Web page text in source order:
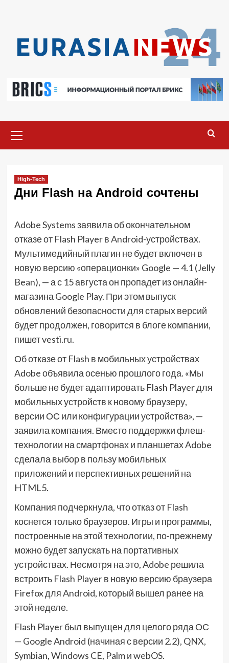
меню
High-Tech
Дни Flash на Android сочтены
Adobe Systems заявила об окончательном
отказе от Flash Player в Android-устройствах.
Мультимедийный плагин не будет включен в
новую версию «операционки» Google — 4.1 (Jelly
Bean), — а с 15 августа он пропадет из онлайн-
магазина Google Play. При этом выпуск
обновлений безопасности для старых версий
будет продолжен, говорится в блоге компании,
пишет vesti.ru.
Об отказе от Flash в мобильных устройствах
Adobe объявила осенью прошлого года. «Мы
больше не будет адаптировать Flash Player для
мобильных устройств к новому браузеру,
версии ОС или конфигурации устройства», —
заявила компания. Вместо поддержки флеш-
технологии на смартфонах и планшетах Adobe
сделала выбор в пользу мобильных
приложений и перспективных решений на
HTML5.
Компания подчеркнула, что отказ от Flash
коснется только браузеров. Игры и программы,
построенные на этой технологии, по-прежнему
можно будет запускать на портативных
устройствах. Несмотря на это, Adobe решила
встроить Flash Player в новую версию браузера
Firefox для Android, который вышел ранее на
этой неделе.
Flash Player был выпущен для целого ряда ОС
— Google Android (начиная с версии 2.2), QNX,
Symbian, Windows CE, Palm и webOS.